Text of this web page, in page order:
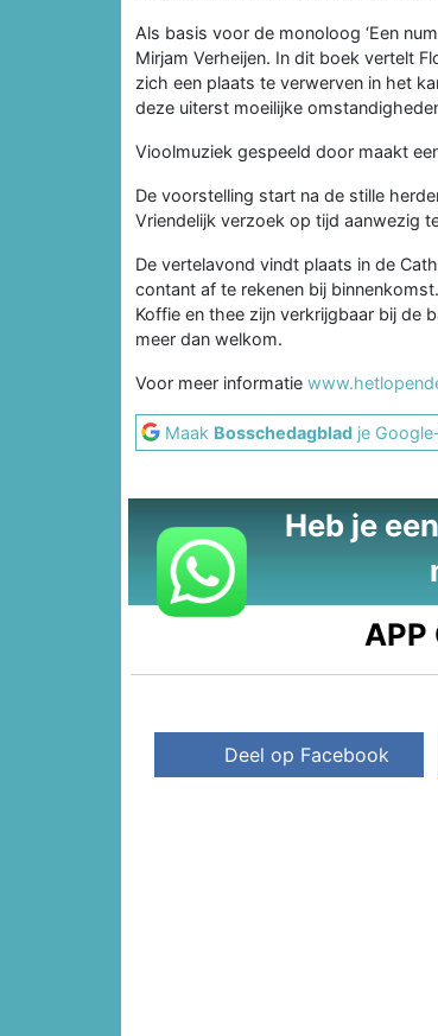
Als basis voor de monoloog ‘Een
Mirjam Verheijen. In dit boek vertelt
zich een plaats te verwerven in het
deze uiterst moeilijke
Vioolmuziek gespeeld door maakt
De voorstelling start na de stille
Vriendelijk verzoek op tijd aanwezig
De vertelavond vindt plaats in de
contant af te rekenen bij binnenkomst.
Koffie en thee zijn verkrijgbaar bij de
meer dan welkom.
Voor meer informatie
Maak Bosschedagblad je
Heb je
APP
Deel op Facebook